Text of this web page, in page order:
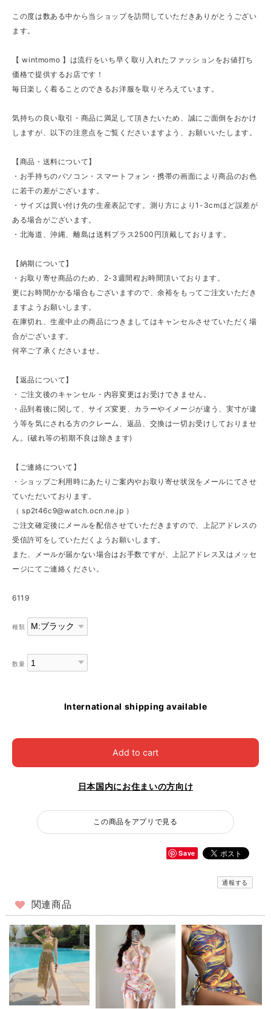
この度は数ある中から当ショップを訪問していただきありがとうござい
ます。
【 wintmomo 】は流行をいち早く取り入れたファッションをお値打ち
価格で提供するお店です！
毎日楽しく着ることのできるお洋服を取りそろえています。
気持ちの良い取引・商品に満足して頂きたいため、誠にご面倒をおかけ
しますが、以下の注意点をご覧くださいますよう、お願いいたします。
【商品・送料について】
・お手持ちのパソコン・スマートフォン・携帯の画面により商品のお色
に若干の差がございます。
・サイズは買い付け先の生産表記です。測り方により1-3cmほど誤差が
ある場合がございます。
・北海道、沖縄、離島は送料プラス2500円頂戴しております。
【納期について】
・お取り寄せ商品のため、2-3週間程お時間頂いております。
更にお時間かかる場合もございますので、余裕をもってご注文いただき
ますようお願いします。
在庫切れ、生産中止の商品につきましてはキャンセルさせていただく場
合がございます。
何卒ご了承くださいませ。
【返品について】
・ご注文後のキャンセル・内容変更はお受けできません。
・品到着後に関して、サイズ変更、カラーやイメージが違う、実寸が違
う等を気にされる方のクレーム、返品、交換は一切お受けしておりませ
ん。(破れ等の初期不良は除きます)
【ご連絡について】
・ショップご利用時にあたりご案内やお取り寄せ状況をメールにてさせ
ていただいております。
（sp2t46c9@watch.ocn.ne.jp ）
ご注文確定後にメールを配信させていただきますので、上記アドレスの
受信許可をしていただくようお願いします。
また、メールが届かない場合はお手数ですが、上記アドレス又はメッセ
ージにてご連絡ください。
6119
種類
数量
International shipping available
Add to cart
日本国内にお住まいの方向け
この商品をアプリで見る
Save
通報する
関連商品